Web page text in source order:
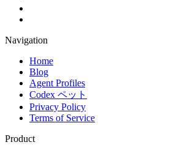
Navigation
Home
Blog
Agent Profiles
Codex ペット
Privacy Policy
Terms of Service
Product